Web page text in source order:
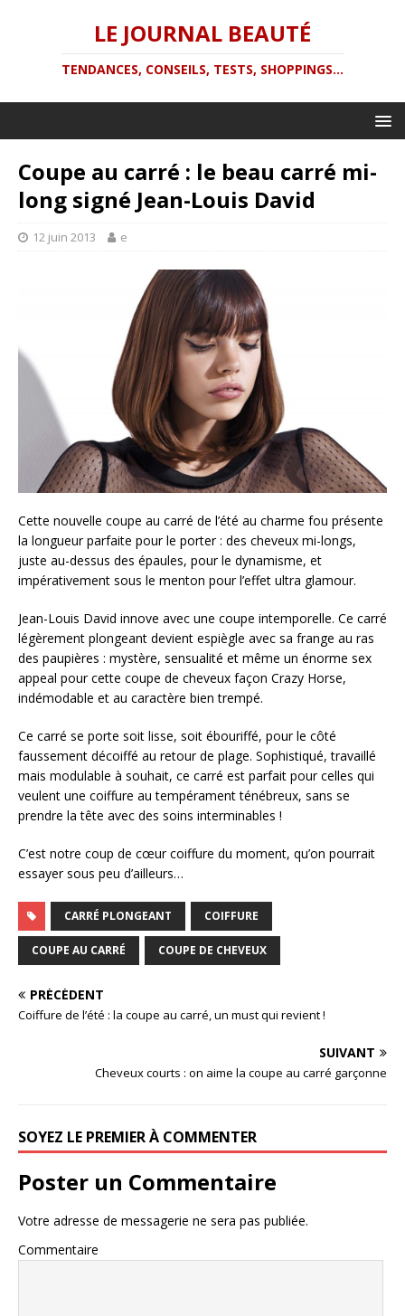
LE JOURNAL BEAUTÉ
TENDANCES, CONSEILS, TESTS, SHOPPINGS...
Coupe au carré : le beau carré mi-
long signé Jean-Louis David
12 juin 2013 e
Cette nouvelle coupe au carré de l’été au charme fou présente
la longueur parfaite pour le porter : des cheveux mi-longs,
juste au-dessus des épaules, pour le dynamisme, et
impérativement sous le menton pour l’effet ultra glamour.
Jean-Louis David innove avec une coupe intemporelle. Ce carré
légèrement plongeant devient espiègle avec sa frange au ras
des paupières : mystère, sensualité et même un énorme sex
appeal pour cette coupe de cheveux façon Crazy Horse,
indémodable et au caractère bien trempé.
Ce carré se porte soit lisse, soit ébouriffé, pour le côté
faussement décoiffé au retour de plage. Sophistiqué, travaillé
mais modulable à souhait, ce carré est parfait pour celles qui
veulent une coiffure au tempérament ténébreux, sans se
prendre la tête avec des soins interminables !
C’est notre coup de cœur coiffure du moment, qu’on pourrait
essayer sous peu d’ailleurs…
CARRÉ PLONGEANT COIFFURE
COUPE AU CARRÉ COUPE DE CHEVEUX
PRÉCÉDENT
Coiffure de l’été : la coupe au carré, un must qui revient !
SUIVANT
Cheveux courts : on aime la coupe au carré garçonne
SOYEZ LE PREMIER À COMMENTER
Poster un Commentaire
Votre adresse de messagerie ne sera pas publiée.
Commentaire